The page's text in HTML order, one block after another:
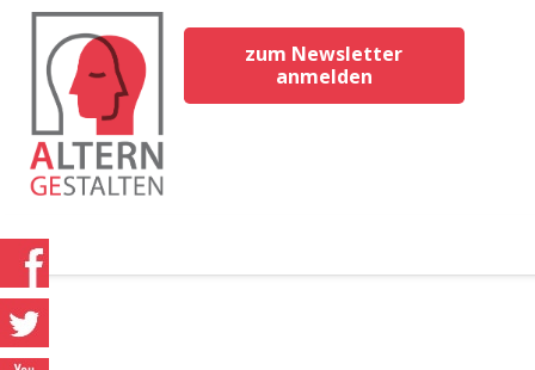
zum Newsletter
anmelden